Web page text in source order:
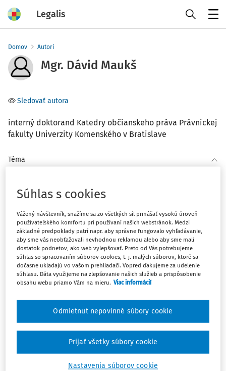
Legalis
Domov Autori
Mgr. Dávid Maukš
Sledovať autora
interný doktorand Katedry občianskeho práva Právnickej
fakulty Univerzity Komenského v Bratislave
Téma
Počet vyhľadaných dokumentov:3
Zoradiť podľa:
Najnovšie
Najstaršie
Neprijateľné zmluvné podmienky a ich
prieskum v exekučnom konaní
Cieľom príspevku je zodpovedať otázku, či majú byť
konaní exekučným súdom, alebo je možná iná
Súhlas s cookies
Vážený návštevník, snažíme sa zo všetkých síl prinášať vysokú úroveň
používateľského komfortu pri používaní našich webstránok. Medzi
základné predpoklady patrí napr. aby správne fungovalo vyhľadávanie,
aby sme vás neobťažovali nevhodnou reklamou alebo aby sme mali
dostatok podnetov, ako web vylepšovať. Preto od Vás potrebujeme
súhlas so spracovaním súborov cookies, t. j. malých súborov, ktoré sa
dočasne ukladajú vo vašom prehliadači. Vopred ďakujeme za udelenie
súhlasu. Dáta využijeme na zlepšovanie našich služieb a prispôsobenie
obsahu webu priamo Vám na mieru. Viac informácií
Nastavenia súborov cookie
Odmietnut nepovinné súbory cookie
Prijať všetky súbory cookie